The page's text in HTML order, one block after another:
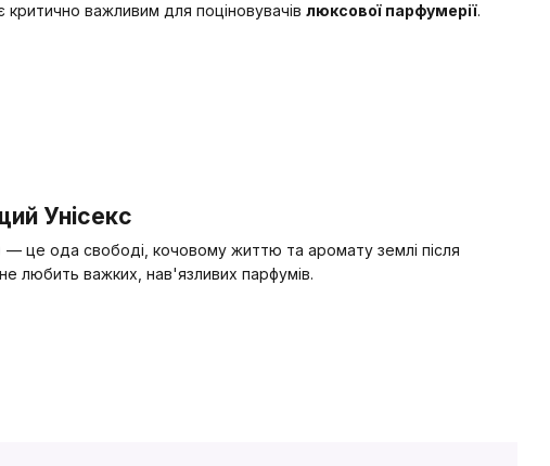
важливим для поціновувачів люксової парфумерії.
Унісекс
— це ода свободі, кочовому життю та аромату землі після
любить важких, нав'язливих парфумів.